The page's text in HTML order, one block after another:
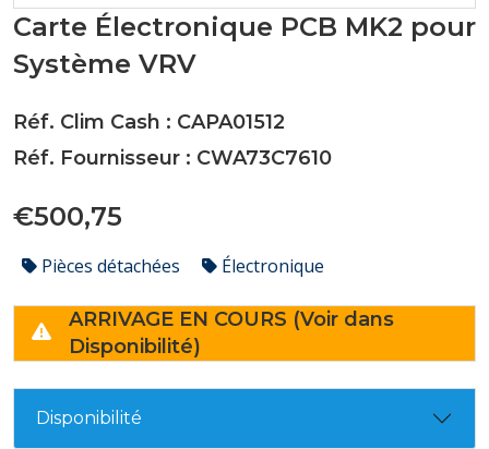
Carte Électronique PCB MK2 pour
Système VRV
Réf. Clim Cash : CAPA01512
Réf. Fournisseur : CWA73C7610
€500,75
Pièces détachées Électronique
ARRIVAGE EN COURS (Voir dans
Disponibilité)
Disponibilité